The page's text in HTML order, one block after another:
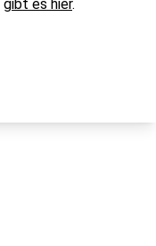
gibt es hier.